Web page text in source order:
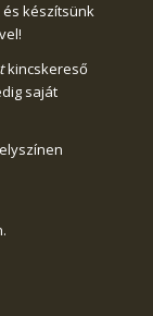
készítsünk
kincskereső
saját